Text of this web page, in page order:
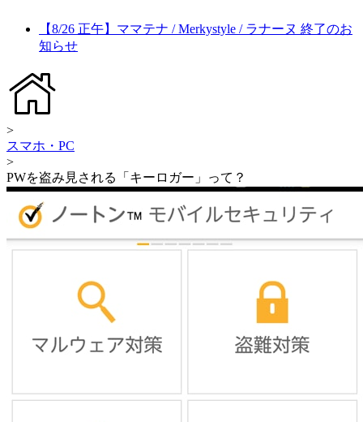
【8/26 正午】ママテナ / Merkystyle / ラナーヌ 終了のお
知らせ
>
スマホ・PC
>
PWを盗み見される「キーロガー」って？